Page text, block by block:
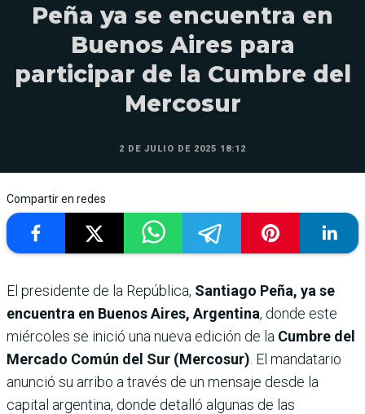
Peña ya se encuentra en
Buenos Aires para
participar de la Cumbre del
Mercosur
2 DE JULIO DE 2025 18:12
Compartir en redes
El presidente de la República, Santiago Peña, ya se
encuentra en Buenos Aires, Argentina, donde este
miércoles se inició una nueva edición de la Cumbre del
Mercado Común del Sur (Mercosur) . El mandatario
anunció su arribo a través de un mensaje desde la
capital argentina, donde detalló algunas de las